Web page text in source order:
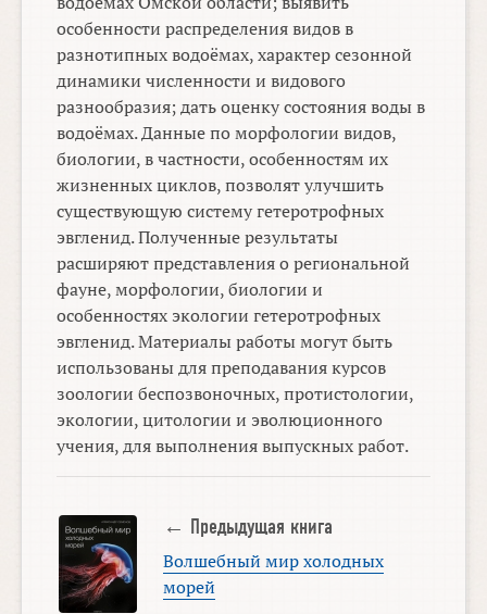
особенности распределения видов в
разнотипных водоёмах, характер сезонной
динамики численности и видового
разнообразия; дать оценку состояния воды в
водоёмах. Данные по морфологии видов,
биологии, в частности, особенностям их
жизненных циклов, позволят улучшить
существующую систему гетеротрофных
эвгленид. Полученные результаты
расширяют представления о региональной
фауне, морфологии, биологии и
особенностях экологии гетеротрофных
эвгленид. Материалы работы могут быть
использованы для преподавания курсов
зоологии беспозвоночных, протистологии,
экологии, цитологии и эволюционного
учения, для выполнения выпускных работ.
← Предыдущая книга
Волшебный мир холодных
морей